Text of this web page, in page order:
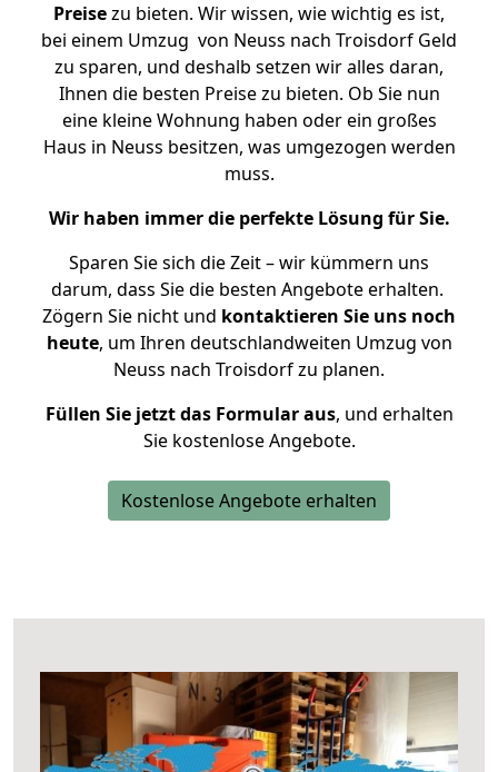
Preisezu bieten. Wir wissen, wie wichtig es ist,
bei einem Umzug von Neuss nach Troisdorf Geld
zu sparen, und deshalb setzen wir alles daran,
Ihnen die besten Preise zu bieten. Ob Sie nun
eine kleine Wohnung haben oder ein großes
Haus in Neuss besitzen, was umgezogen werden
muss.
Wir haben immer die perfekte Lösung für Sie.
Sparen Sie sich die Zeit – wir kümmern uns
darum, dass Sie die besten Angebote erhalten.
Zögern Sie nicht und kontaktieren Sie uns noch
heute, um Ihren deutschlandweiten Umzug von
Neuss nach Troisdorf zu planen.
Füllen Sie jetzt das Formular aus, und erhalten
Sie kostenlose Angebote.
Kostenlose Angebote erhalten